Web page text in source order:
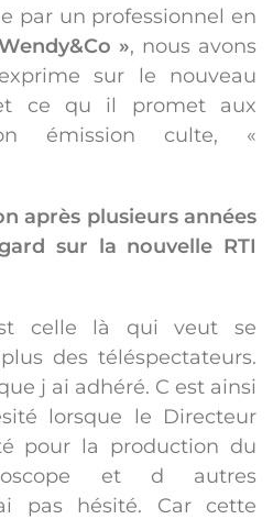
par un professionnel en
», nous avons
sur le nouveau
ce qu il promet aux
émission culte, «
après plusieurs années
sur la nouvelle RTI
celle là qui veut se
des téléspectateurs.
j ai adhéré. C est ainsi
lorsque le Directeur
pour la production du
et d autres
pas hésité. Car cette